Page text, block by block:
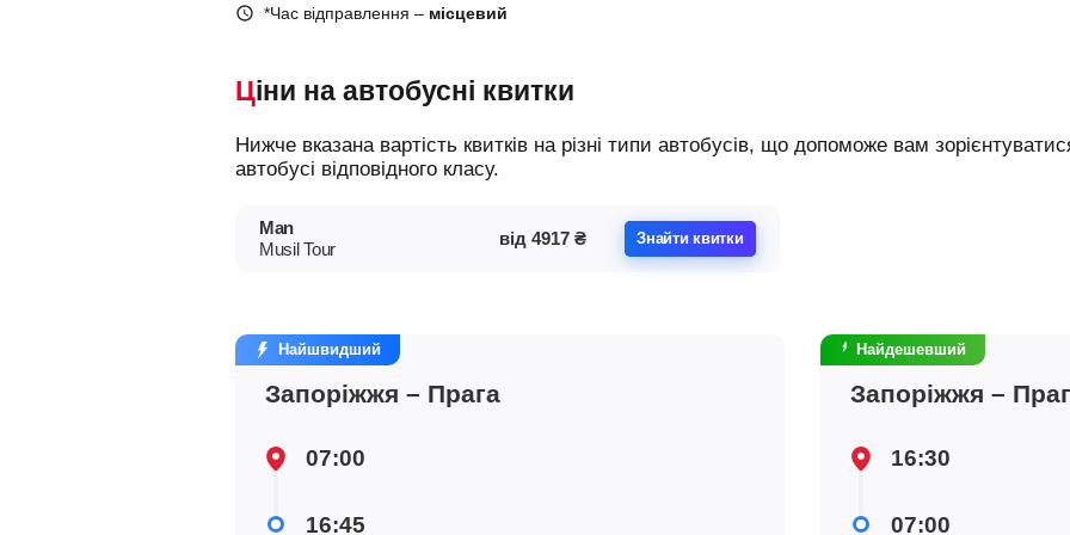
*Час відправлення – місцевий
Ціни на автобусні квитки
Нижче вказана вартість квитків на різні типи автобусів, що допоможе вам зорієнтуватися у виборі і замовити місце в
автобусі відповідного класу.
Man
Musil Tour
від 4917 ₴ Знайти квитки
Найшвидший
Запоріжжя – Прага
07:00
16:45
Найдешевший
Запоріжжя –
16:30
07:00